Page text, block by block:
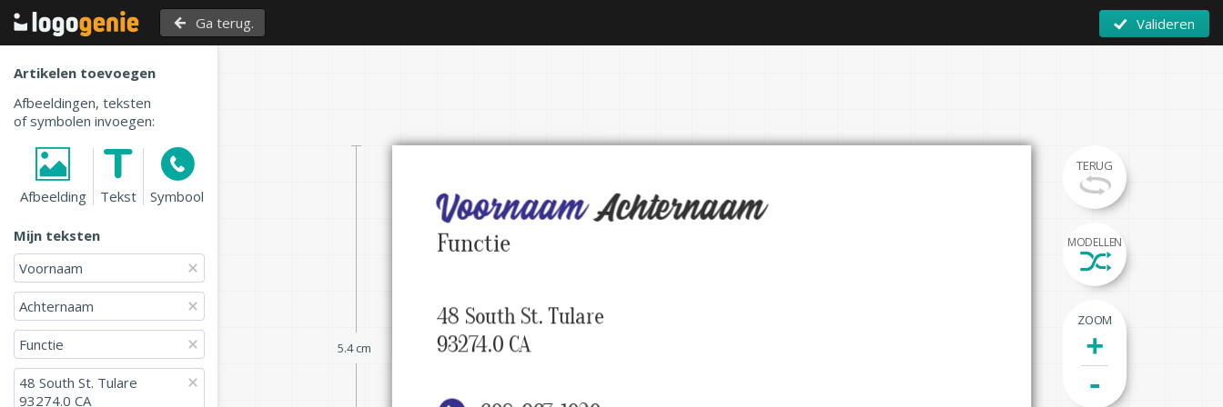
Ga terug. Valideren
Artikelen toevoegen
Afbeeldingen, teksten
of symbolen invoegen:
Afbeelding Tekst Symbool
Mijn teksten
Achternaam
Functie
48 South St. Tulare
93274.0 CA
5.4 cm
TERUG
MODELLEN
ZOOM
+
-
48 South St. Tulare
93274.0 CA
Functie
Voornaam Achternaam